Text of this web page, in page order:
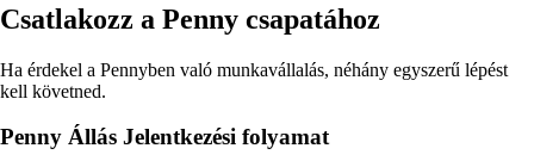
Csatlakozz a Penny csapatához
Ha érdekel a Pennyben való munkavállalás, néhány egyszerű lépést
kell követned.
Penny Állás Jelentkezési folyamat